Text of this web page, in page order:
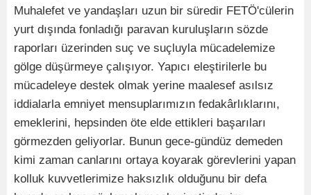
Muhalefet ve yandaşları uzun bir süredir FETÖ'cülerin
yurt dışında fonladığı paravan kuruluşların sözde
raporları üzerinden suç ve suçluyla mücadelemize
gölge düşürmeye çalışıyor. Yapıcı eleştirilerle bu
mücadeleye destek olmak yerine maalesef asılsız
iddialarla emniyet mensuplarımızın fedakârlıklarını,
emeklerini, hepsinden öte elde ettikleri başarıları
görmezden geliyorlar. Bunun gece-gündüz demeden
kimi zaman canlarını ortaya koyarak görevlerini yapan
kolluk kuvvetlerimize haksızlık olduğunu bir defa